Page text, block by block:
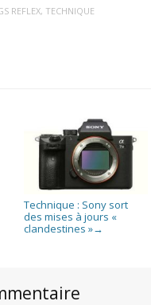
REFLEX, TECHNIQUE
Technique : Sony sort
des mises à jours «
clandestines »→